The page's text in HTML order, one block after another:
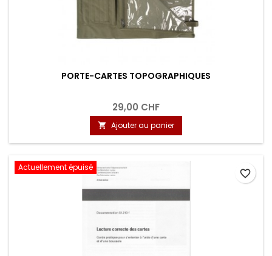
PORTE-CARTES TOPOGRAPHIQUES
29,00 CHF
 Ajouter au panier
Actuellement épuisé
favorite_border